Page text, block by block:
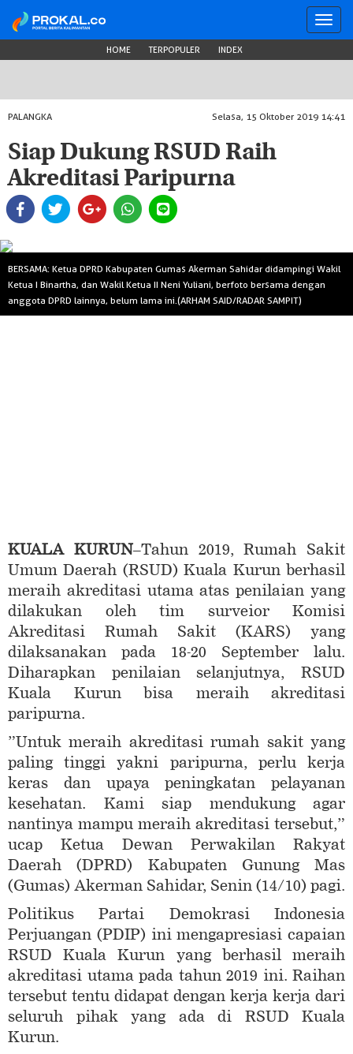
HOME TERPOPULER INDEX
PALANGKA Selasa, 15 Oktober 2019 14:41
Siap Dukung RSUD Raih
Akreditasi Paripurna
BERSAMA: Ketua DPRD Kabupaten Gumas Akerman Sahidar didampingi Wakil
Ketua I Binartha, dan Wakil Ketua II Neni Yuliani, berfoto bersama dengan
anggota DPRD lainnya, belum lama ini.(ARHAM SAID/RADAR SAMPIT)
KUALA KURUN–Tahun 2019, Rumah Sakit
Umum Daerah (RSUD) Kuala Kurun berhasil
meraih akreditasi utama atas penilaian yang
dilakukan oleh tim surveior Komisi
Akreditasi Rumah Sakit (KARS) yang
dilaksanakan pada 18-20 September lalu.
Diharapkan penilaian selanjutnya, RSUD
Kuala Kurun bisa meraih akreditasi
paripurna.
”Untuk meraih akreditasi rumah sakit yang
paling tinggi yakni paripurna, perlu kerja
keras dan upaya peningkatan pelayanan
kesehatan. Kami siap mendukung agar
nantinya mampu meraih akreditasi tersebut,”
ucap Ketua Dewan Perwakilan Rakyat
Daerah (DPRD) Kabupaten Gunung Mas
(Gumas) Akerman Sahidar, Senin (14/10) pagi.
Politikus Partai Demokrasi Indonesia
Perjuangan (PDIP) ini mengapresiasi capaian
RSUD Kuala Kurun yang berhasil meraih
akreditasi utama pada tahun 2019 ini. Raihan
tersebut tentu didapat dengan kerja kerja dari
seluruh pihak yang ada di RSUD Kuala
Kurun.